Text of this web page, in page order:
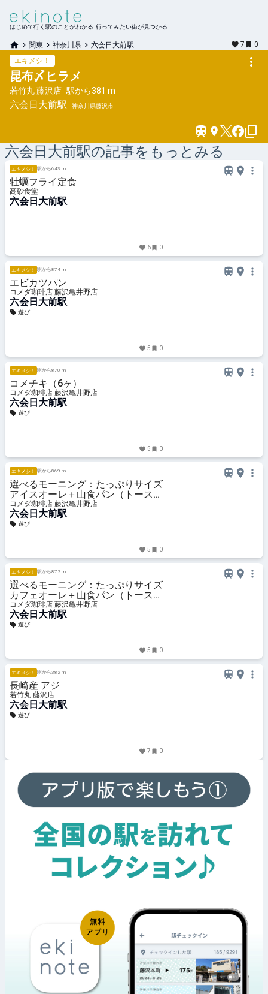
はじめて行く駅のことがわかる 行ってみたい街が見つかる
関東 神奈川県 六会日大前駅 7
0
エキメシ！
昆布〆ヒラメ
若竹丸 藤沢店 駅から381 m
六会日大前駅 神奈川県藤沢市
六会日大前駅の記事をもっとみる
エキメシ！ 駅から643 m
牡蠣フライ定食
高砂食堂
六会日大前駅
6 0
エキメシ！ 駅から874 m
エビカツパン
コメダ珈琲店 藤沢亀井野店
六会日大前駅
遊び
5 0
エキメシ！ 駅から870 m
コメチキ（6ヶ）
コメダ珈琲店 藤沢亀井野店
六会日大前駅
遊び
5 0
エキメシ！ 駅から869 m
選べるモーニング：たっぷりサイズ
アイスオーレ＋山食パン（トース
ト）コメダ特製おぐらあん
コメダ珈琲店 藤沢亀井野店
六会日大前駅
遊び
5 0
エキメシ！ 駅から872 m
選べるモーニング：たっぷりサイズ
カフェオーレ＋山食パン（トース
ト）手作りたまごペースト
コメダ珈琲店 藤沢亀井野店
六会日大前駅
遊び
5 0
エキメシ！ 駅から382 m
長崎産 アジ
若竹丸 藤沢店
六会日大前駅
遊び
7 0